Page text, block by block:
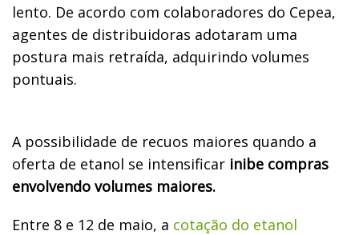
lento. De acordo com colaboradores do Cepea,
agentes de distribuidoras adotaram uma
postura mais retraída, adquirindo volumes
pontuais.
A possibilidade de recuos maiores quando a
oferta de etanol se intensificar inibe compras
envolvendo volumes maiores.
Entre 8 e 12 de maio, a cotação do etanol